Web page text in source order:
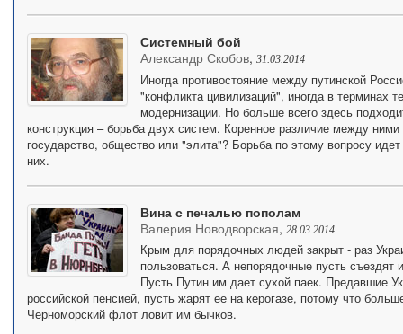
Системный бой
Александр Скобов, 31.03.2014
Иногда противостояние между путинской
"конфликта цивилизаций", иногда в терминах
модернизации. Но больше всего здесь
конструкция – борьба двух систем. Коренное различие между
государство, общество или "элита"? Борьба по этому вопросу
них.
Вина с печалью пополам
Валерия Новодворская, 28.03.2014
Крым для порядочных людей закрыт - раз
пользоваться. А непорядочные пусть
Пусть Путин им дает сухой паек. Предавшие
российской пенсией, пусть жарят ее на керогазе, потому что
Черноморский флот ловит им бычков.